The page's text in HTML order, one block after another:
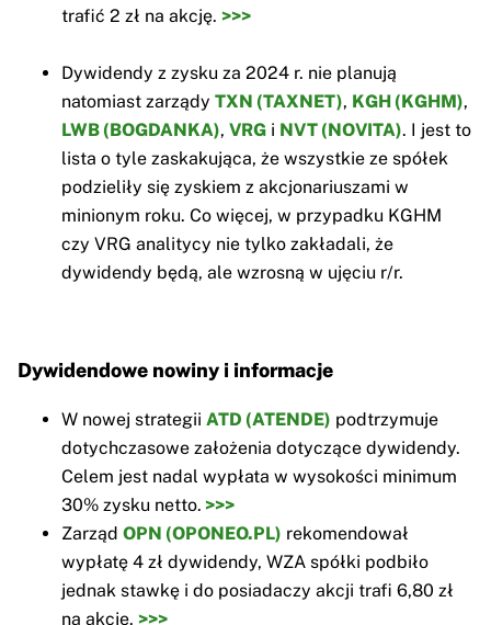
trafić 2 zł na akcję. >>>
Dywidendy z zysku za 2024 r. nie planują
natomiast zarządy TXN (TAXNET), KGH (KGHM),
LWB (BOGDANKA), VRG i NVT (NOVITA). I jest to
lista o tyle zaskakująca, że wszystkie ze spółek
podzieliły się zyskiem z akcjonariuszami w
minionym roku. Co więcej, w przypadku KGHM
czy VRG analitycy nie tylko zakładali, że
dywidendy będą, ale wzrosną w ujęciu r/r.
Dywidendowe nowiny i informacje
W nowej strategii ATD (ATENDE) podtrzymuje
dotychczasowe założenia dotyczące dywidendy.
Celem jest nadal wypłata w wysokości minimum
30% zysku netto. >>>
Zarząd OPN (OPONEO.PL) rekomendował
wypłatę 4 zł dywidendy, WZA spółki podbiło
jednak stawkę i do posiadaczy akcji trafi 6,80 zł
na akcję. >>>